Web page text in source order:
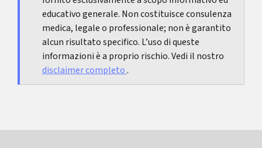
educativo generale. Non costituisce consulenza
medica, legale o professionale; non è garantito
alcun risultato specifico. L’uso di queste
informazioni è a proprio rischio. Vedi il nostro
disclaimer completo.